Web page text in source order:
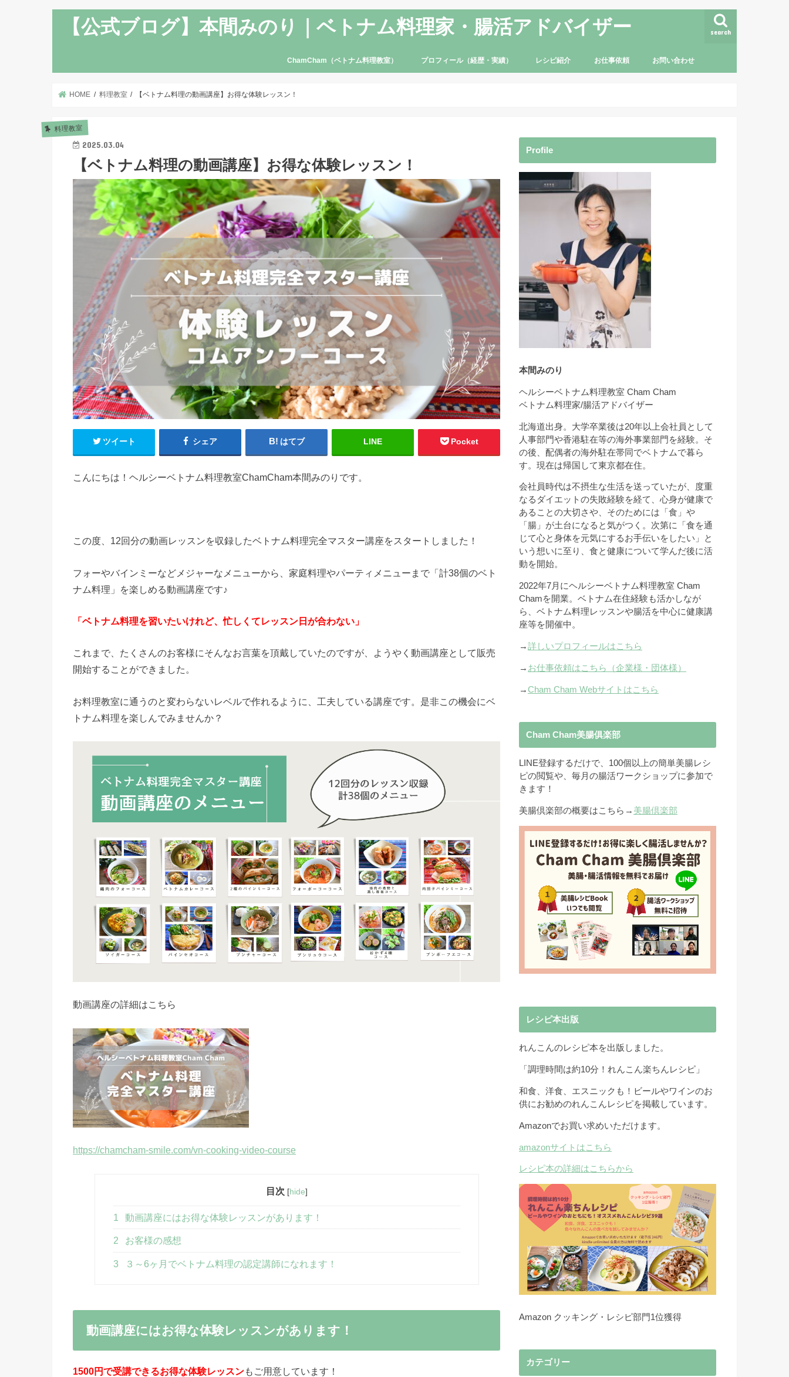
【公式ブログ】本間みのり｜ベトナム料理家・腸活アドバイザー search
ChamCham（ベトナム料理教室） プロフィール（経歴・実績） レシピ紹介 お仕事依頼 お問い合わせ
HOME 料理教室 【ベトナム料理の動画講座】お得な体験レッスン！
料理教室
2025.03.04
【ベトナム料理の動画講座】お得な体験レッスン！
ツイート シェア はてブ LINE Pocket
こんにちは！ヘルシーベトナム料理教室ChamCham本間みのりです。
この度、12回分の動画レッスンを収録したベトナム料理完全マスター講座をスタートしました！
フォーやバインミーなどメジャーなメニューから、家庭料理やパーティメニューまで「計38個のベト
ナム料理」を楽しめる動画講座です♪
「ベトナム料理を習いたいけれど、忙しくてレッスン日が合わない」
これまで、たくさんのお客様にそんなお言葉を頂戴していたのですが、ようやく動画講座として販売
開始することができました。
お料理教室に通うのと変わらないレベルで作れるように、工夫している講座です。是非この機会にベ
トナム料理を楽しんでみませんか？
動画講座の詳細はこちら
https://chamcham-smile.com/vn-cooking-video-course
目次 [hide]
1 動画講座にはお得な体験レッスンがあります！
2 お客様の感想
3 ３～6ヶ月でベトナム料理の認定講師になれます！
動画講座にはお得な体験レッスンがあります！
1500円で受講できるお得な体験レッスンもご用意しています！
Profile
本間みのり
ヘルシーベトナム料理教室 Cham Cham
ベトナム料理家/腸活アドバイザー
北海道出身。大学卒業後は20年以上会社員として
人事部門や香港駐在等の海外事業部門を経験。そ
の後、配偶者の海外駐在帯同でベトナムで暮ら
す。現在は帰国して東京都在住。
会社員時代は不摂生な生活を送っていたが、度重
なるダイエットの失敗経験を経て、心身が健康で
あることの大切さや、そのためには「食」や
「腸」が土台になると気がつく。次第に「食を通
じて心と身体を元気にするお手伝いをしたい」と
いう想いに至り、食と健康について学んだ後に活
動を開始。
2022年7月にヘルシーベトナム料理教室 Cham
Chamを開業。ベトナム在住経験も活かしなが
ら、ベトナム料理レッスンや腸活を中心に健康講
座等を開催中。
→詳しいプロフィールはこちら
→ お仕事依頼はこちら（企業様・団体様）
→Cham Cham Webサイトはこちら
Cham Cham美腸俱楽部
LINE登録するだけで、100個以上の簡単美腸レシ
ピの閲覧や、毎月の腸活ワークショップに参加で
きます！
美腸倶楽部の概要はこちら→ 美腸倶楽部
レシピ本出版
れんこんのレシピ本を出版しました。
「調理時間は約10分！れんこん楽ちんレシピ」
和食、洋食、エスニックも！ビールやワインのお
供にお勧めのれんこんレシピを掲載しています。
Amazonでお買い求めいただけます。
amazonサイトはこちら
レシピ本の詳細はこちらから
Amazon クッキング・レシピ部門1位獲得
カテゴリー